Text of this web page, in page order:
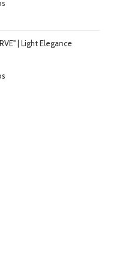
| Light Elegance